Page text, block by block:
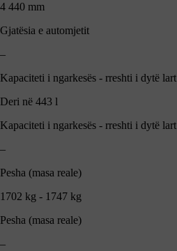
4 440 mm
Gjatësia e automjetit
–
Kapaciteti i ngarkesës - rreshti i dytë lart
Deri në 443 l
Kapaciteti i ngarkesës - rreshti i dytë lart
–
Pesha (masa reale)
1702 kg - 1747 kg
Pesha (masa reale)
–